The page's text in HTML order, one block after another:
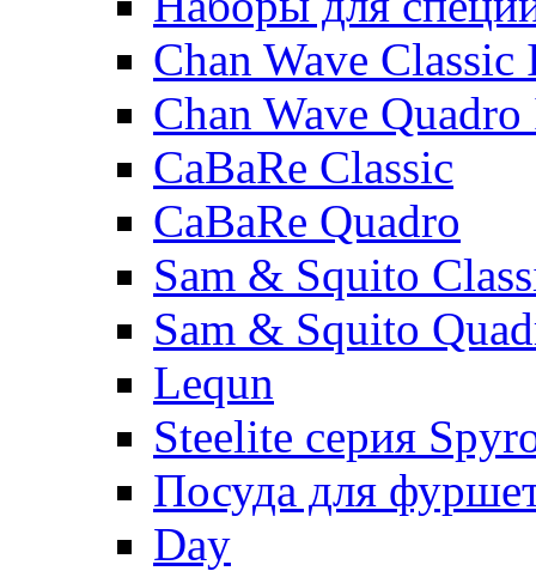
Chan Wave
Chan Wave
CaBaRe Classic
CaBaRe Quadro
Sam & Squito
Sam & Squito
Lequn
Steelite серия
Посуда для
Day